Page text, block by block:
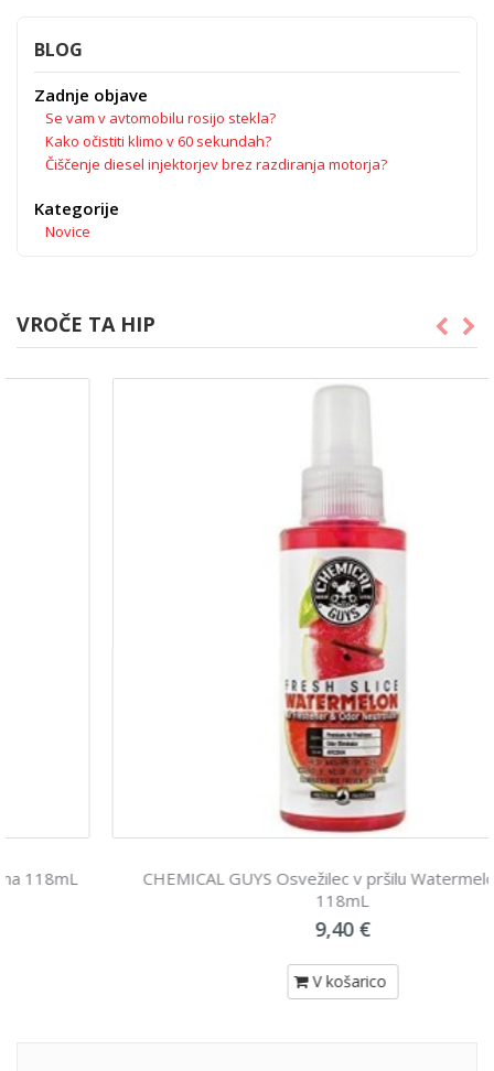
BLOG
Zadnje objave
Se vam v avtomobilu rosijo stekla?
Kako očistiti klimo v 60 sekundah?
Čiščenje diesel injektorjev brez razdiranja motorja?
Kategorije
Novice
VROČE TA HIP
CHEMICAL GUYS Osvežilec v pršilu Watermelon slice